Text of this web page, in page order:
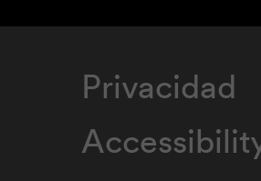
Privacidad